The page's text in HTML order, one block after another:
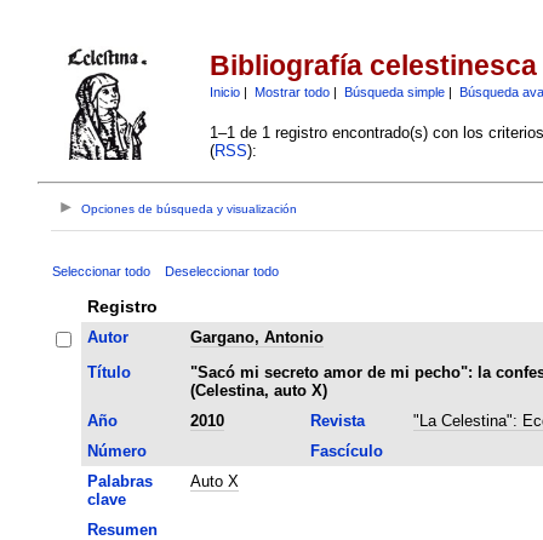
Bibliografía celestinesca
Inicio| Mostrar todo| Búsqueda simple| Búsqueda
1–1 de 1 registro encontrado(s) con los
(RSS):
Opciones de búsqueda y visualización
Seleccionar todo Deseleccionar todo
Registro
Autor
Gargano, Antonio
Título
"Sacó mi secreto amor de mi pecho": la
(Celestina, auto X)
Año
2010 Revista
"La Celestina":
Número
Fascículo
Palabras
clave
Auto X
Resumen